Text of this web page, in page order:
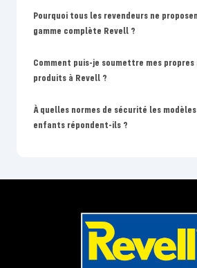
Pourquoi tous les revendeurs ne
gamme complète Revell ?
Comment puis-je soumettre mes propres
produits à Revell ?
À quelles normes de sécurité les
enfants répondent-ils ?